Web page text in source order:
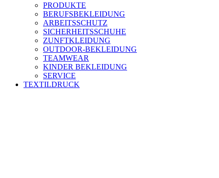
PRODUKTE
BERUFSBEKLEIDUNG
ARBEITSSCHUTZ
SICHERHEITSSCHUHE
ZUNFTKLEIDUNG
OUTDOOR-BEKLEIDUNG
TEAMWEAR
KINDER BEKLEIDUNG
SERVICE
TEXTILDRUCK